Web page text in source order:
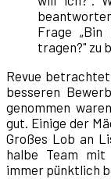
Frage
tragen?" zu
Revue
besseren
genommen
gut. Einige der
Großes Lob an
halbe Team
immer pünktlich